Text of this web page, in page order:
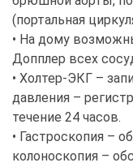
(портальная
• На дому
Допплер всех
• Холтер-ЭКГ –
давления –
течение 24 часов.
• Гастроскопия –
колоноскопия –